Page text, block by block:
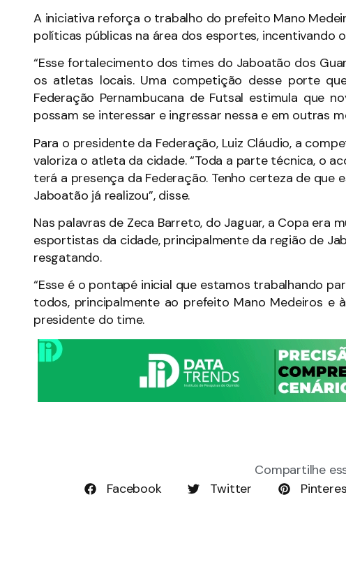
A iniciativa reforça o trabalho do prefeito Mano
políticas públicas na área dos esportes, incentivando
“Esse fortalecimento dos times do Jaboatão dos
os atletas locais. Uma competição desse porte
Federação Pernambucana de Futsal estimula que
possam se interessar e ingressar nessa e em outras
Para o presidente da Federação, Luiz Cláudio, a
valoriza o atleta da cidade. “Toda a parte técnica, o
terá a presença da Federação. Tenho certeza de que
Jaboatão já realizou”, disse.
Nas palavras de Zeca Barreto, do Jaguar, a Copa era
esportistas da cidade, principalmente da região de
resgatando.
“Esse é o pontapé inicial que estamos trabalhando
todos, principalmente ao prefeito Mano Medeiros e
presidente do time.
Compartilhe
Facebook
Twitter